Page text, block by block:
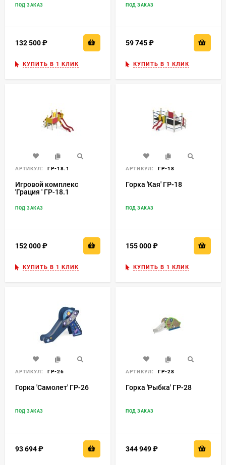
ПОД ЗАКАЗ
132 500
КУПИТЬ В 1 КЛИК
ПОД ЗАКАЗ
59 745
КУПИТЬ В 1 КЛИК
АРТИКУЛ: ГР-18.1
Игровой комплекс
'Грация ' ГР-18.1
ПОД ЗАКАЗ
152 000
КУПИТЬ В 1 КЛИК
АРТИКУЛ: ГР-18
Горка 'Кая' ГР-18
ПОД ЗАКАЗ
155 000
КУПИТЬ В 1 КЛИК
АРТИКУЛ: ГР-26
Горка 'Самолет' ГР-26
ПОД ЗАКАЗ
93 694
АРТИКУЛ: ГР-28
Горка 'Рыбка' ГР-28
ПОД ЗАКАЗ
344 949